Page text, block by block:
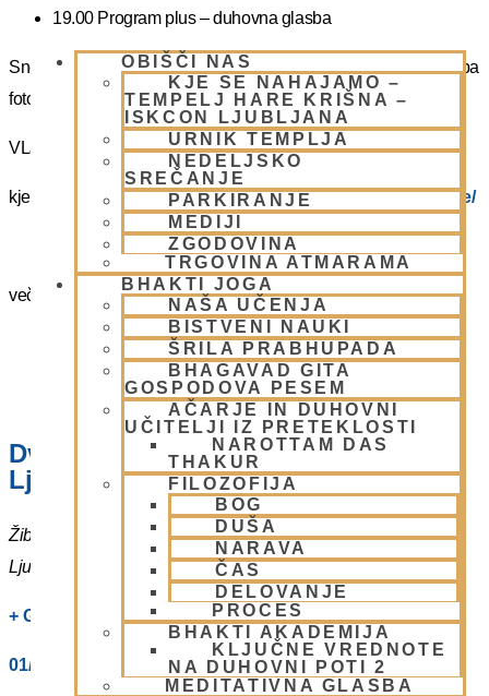
OBIŠČI NAS
KJE SE NAHAJAMO –
TEMPELJ HARE KRIŠNA –
ISKCON LJUBLJANA
URNIK TEMPLJA
NEDELJSKO
SREČANJE
PARKIRANJE
MEDIJI
ZGODOVINA
TRGOVINA ATMARAMA
BHAKTI JOGA
NAŠA UČENJA
BISTVENI NAUKI
ŠRILA PRABHUPADA
BHAGAVAD GITA
GOSPODOVA PESEM
AČARJE IN DUHOVNI
UČITELJI IZ PRETEKLOSTI
NAROTTAM DAS
THAKUR
FILOZOFIJA
BOG
DUŠA
NARAVA
ČAS
DELOVANJE
PROCES
BHAKTI AKADEMIJA
KLJUČNE VREDNOTE
NA DUHOVNI POTI 2
MEDITATIVNA GLASBA
19.00 Program plus – duhovna glasba
Snemanje in slikanje gostov je v templju prepovedano. Lahko pa
fotografirate slikate božanstva in slike v dvorani.
VLJUDNO VABLJENI
kje in kako parkirati –https://www.harekrisna.net/parkiranje/
več info na spodnji povezavi
NEDELJSKO SREČANJE
Dvorana – Center Hare Krišna v
Ljubljani
Žibertova 27
Ljubljana
Slovenia
+ Google Zemljevidi
01/ 4312319